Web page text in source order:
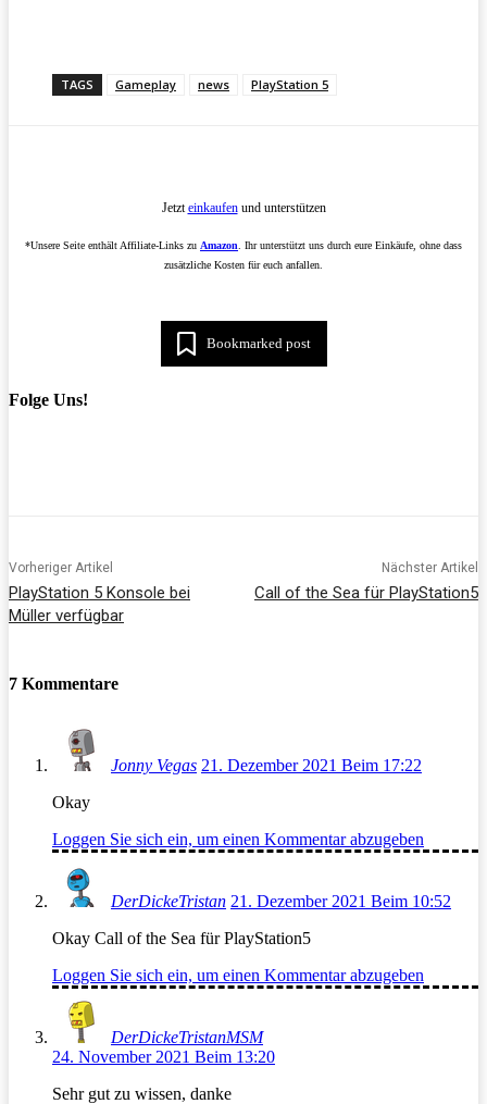
TAGS Gameplay news PlayStation 5
Jetzt einkaufenund unterstützen
*Unsere Seite enthält Affiliate-Links zu Amazon . Ihr unterstützt uns durch eure Einkäufe, ohne dass
zusätzliche Kosten für euch anfallen.
Bookmarked post
Folge Uns!
Vorheriger Artikel
PlayStation 5 Konsole bei
Müller verfügbar
Nächster Artikel
Call of the Sea für PlayStation5
7 Kommentare
Jonny Vegas 21. Dezember 2021 Beim 17:22
Okay
Loggen Sie sich ein, um einen Kommentar abzugeben
DerDickeTristan 21. Dezember 2021 Beim 10:52
Okay Call of the Sea für PlayStation5
Loggen Sie sich ein, um einen Kommentar abzugeben
DerDickeTristanMSM
24. November 2021 Beim 13:20
Sehr gut zu wissen, danke